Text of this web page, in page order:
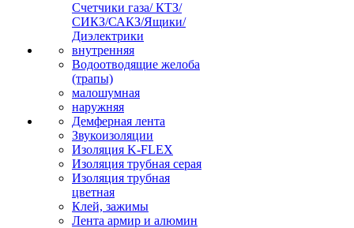
Счетчики газа/ КТЗ/
СИКЗ/САКЗ/Ящики/
Диэлектрики
внутренняя
Водоотводящие желоба
(трапы)
малошумная
наружняя
Демферная лента
Звукоизоляции
Изоляция K-FLEX
Изоляция трубная серая
Изоляция трубная
цветная
Клей, зажимы
Лента армир и алюмин